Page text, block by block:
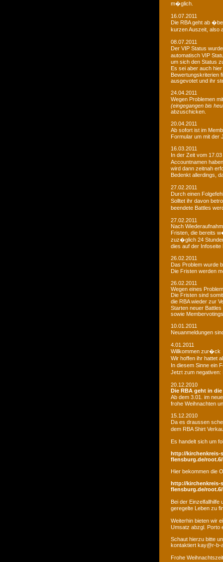
m�glich.
16.07.2011
Die RBA geht ab
kurzen Auszeit, also
08.07.2011
Der VIP Status
automatisch VIP
um sich den Status
Es sei aber auch
Bewertungskriterien
ausgevotet und ihr
24.04.2011
Wegen Problemen
(eingegangen bis
abzuschicken.
20.04.2011
Ab sofort ist im
Formular um mit der
16.03.2011
In der Zeit vom
Accountnamen
wird dann zeitnah
Bedenkt allerdings,
27.02.2011
Durch einen
Solltet ihr davon
beendete Battles
27.02.2011
Nach
Fristen, die bereits
zuz�glich 24
dies auf der
26.02.2011
Das Problem wurde
Die Fristen werden
26.02.2011
Wegen eines
Die Fristen sind
die RBA wieder zur
Starten neuer Battles
sowie
10.01.2011
Neuanmeldungen
4.01.2011
Willkommen zur�ck
Wir hoffen ihr hattet
In diesem Sinne ein
Jetzt zum negativen:
20.12.2010
Die RBA geht in
Ab dem 3.01. im
frohe Weihnachten
15.12.2010
Da es draussen
dem RBA Shirt
Es handelt sich um
http://kirchenkreis-
flensburg.de/
Hier bekommen die
http://kirchenkreis-
flensburg.de/
Bei der
geregelte Leben zu
Weiterhin bieten wir
Umsatz abzgl. Porto
Schaut hierzu bitte
kontaktiert kay@r-b-
Frohe